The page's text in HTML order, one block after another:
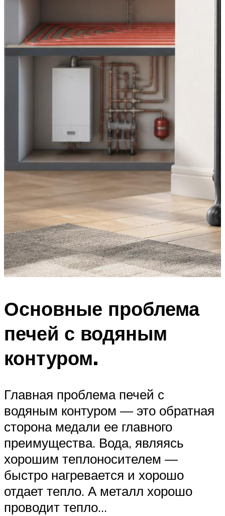
Основные проблема
печей с водяным
контуром.
Главная проблема печей с
водяным контуром — это обратная
сторона медали ее главного
преимущества. Вода, являясь
хорошим теплоносителем —
быстро нагревается и хорошо
отдает тепло. А металл хорошо
проводит тепло…